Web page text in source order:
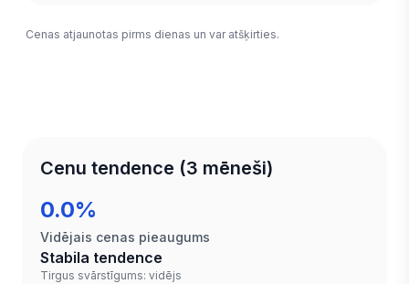
Cenas atjaunotas pirms dienas un var atšķirties.
Cenu tendence (3 mēneši)
0.0%
Vidējais cenas pieaugums
Stabila tendence
Tirgus svārstīgums: vidējs